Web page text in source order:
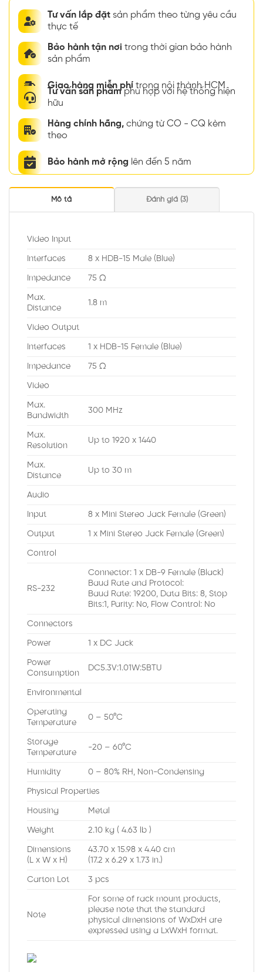
Tư vấn lắp đặt sản phẩm theo từng yêu cầu
thực tế
Bảo hành tận nơi trong thời gian bảo hành
sản phẩm
Giao hàng miễn phí trong nội thành HCM
Tư vấn sản phẩmphù hợp với hệ thống hiện
hữu
Hàng chính hãng, chứng từ CO - CQ kèm
theo
Bảo hành mở rộng lên đến 5 năm
Mô tả Đánh giá (3)
Video Input
Interfaces 8 x HDB-15 Male (Blue)
Impedance 75 Ω
Max.
Distance
1.8 m
Video Output
Interfaces 1 x HDB-15 Female (Blue)
Impedance 75 Ω
Video
Max.
Bandwidth
300 MHz
Max.
Resolution
Up to 1920 x 1440
Max.
Distance
Up to 30 m
Audio
Input 8 x Mini Stereo Jack Female (Green)
Output 1 x Mini Stereo Jack Female (Green)
Control
RS-232
Connector: 1 x DB-9 Female (Black)
Baud Rate and Protocol:
Baud Rate: 19200, Data Bits: 8, Stop
Bits:1, Parity: No, Flow Control: No
Connectors
Power 1 x DC Jack
Power
Consumption
DC5.3V:1.01W:5BTU
Environmental
Operating
Temperature
0 – 50°C
Storage
Temperature
-20 – 60°C
Humidity 0 – 80% RH, Non-Condensing
Physical Properties
Housing Metal
Weight 2.10 kg ( 4.63 lb )
Dimensions
(L x W x H)
43.70 x 15.98 x 4.40 cm
(17.2 x 6.29 x 1.73 in.)
Carton Lot 3 pcs
Note
For some of rack mount products,
please note that the standard
physical dimensions of WxDxH are
expressed using a LxWxH format.